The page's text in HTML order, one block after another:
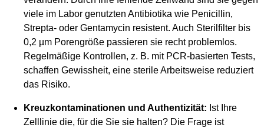
viele im Labor genutzten Antibiotika wie Penicillin,
Strepta- oder Gentamycin resistent. Auch Sterilfilter bis
0,2 µm Porengröße passieren sie recht problemlos.
Regelmäßige Kontrollen, z. B. mit PCR-basierten Tests,
schaffen Gewissheit, eine sterile Arbeitsweise reduziert
das Risiko.
Kreuzkontaminationen und Authentizität: Ist Ihre
Zelllinie die, für die Sie sie halten? Die Frage ist